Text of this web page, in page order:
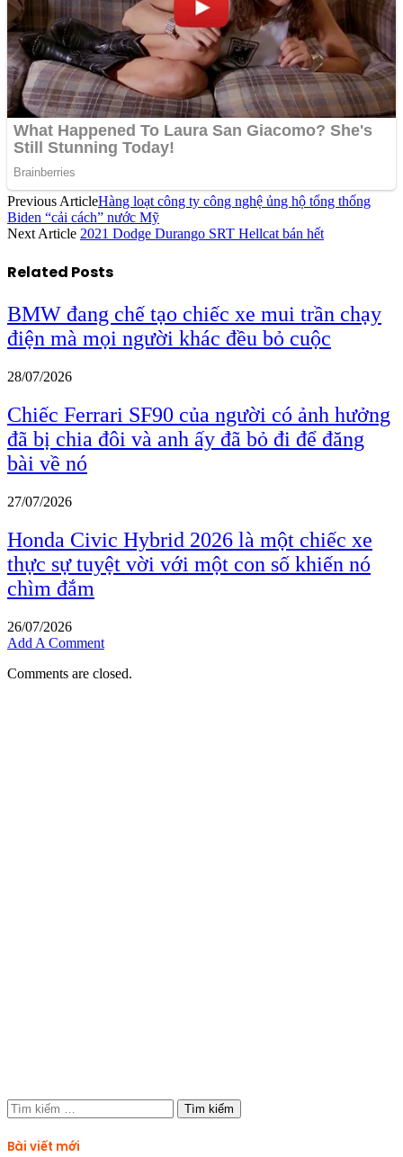
Previous ArticleHàng loạt công ty công nghệ ủng hộ tổng thống
Biden “cải cách” nước Mỹ
Next Article 2021 Dodge Durango SRT Hellcat bán hết
Related Posts
BMW đang chế tạo chiếc xe mui trần chạy
điện mà mọi người khác đều bỏ cuộc
28/07/2026
Chiếc Ferrari SF90 của người có ảnh hưởng
đã bị chia đôi và anh ấy đã bỏ đi để đăng
bài về nó
27/07/2026
Honda Civic Hybrid 2026 là một chiếc xe
thực sự tuyệt vời với một con số khiến nó
chìm đắm
26/07/2026
Add A Comment
Comments are closed.
Tìm
kiếm
cho:
Bài viết mới